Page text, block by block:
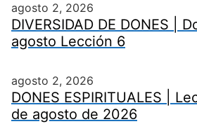
agosto 2, 2026
DIVERSIDAD DE DONES |
agosto Lección 6
agosto 2, 2026
DONES ESPIRITUALES |
de agosto de 2026